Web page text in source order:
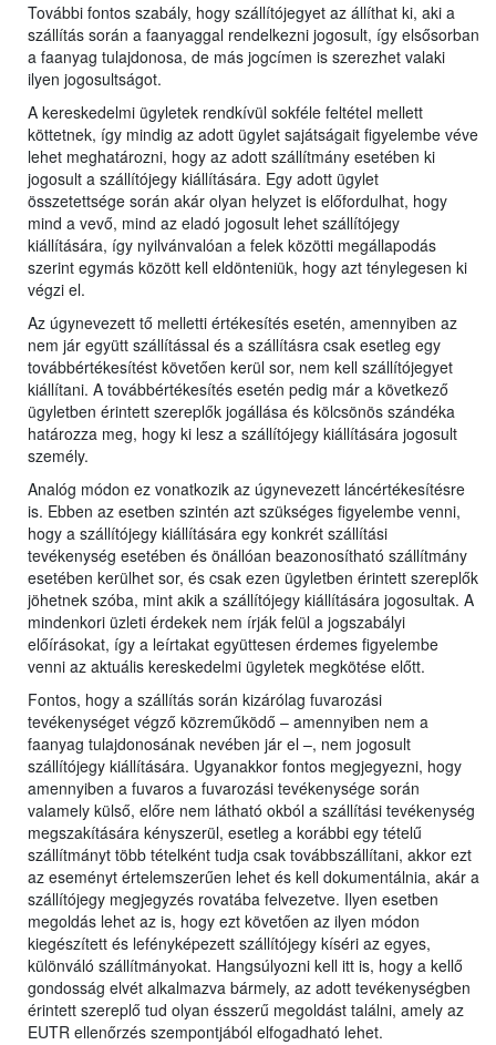
További fontos szabály, hogy szállítójegyet az állíthat ki, aki a
szállítás során a faanyaggal rendelkezni jogosult, így elsősorban
a faanyag tulajdonosa, de más jogcímen is szerezhet valaki
ilyen jogosultságot.
A kereskedelmi ügyletek rendkívül sokféle feltétel mellett
köttetnek, így mindig az adott ügylet sajátságait figyelembe véve
lehet meghatározni, hogy az adott szállítmány esetében ki
jogosult a szállítójegy kiállítására. Egy adott ügylet
összetettsége során akár olyan helyzet is előfordulhat, hogy
mind a vevő, mind az eladó jogosult lehet szállítójegy
kiállítására, így nyilvánvalóan a felek közötti megállapodás
szerint egymás között kell eldönteniük, hogy azt ténylegesen ki
végzi el.
Az úgynevezett tő melletti értékesítés esetén, amennyiben az
nem jár együtt szállítással és a szállításra csak esetleg egy
továbbértékesítést követően kerül sor, nem kell szállítójegyet
kiállítani. A továbbértékesítés esetén pedig már a következő
ügyletben érintett szereplők jogállása és kölcsönös szándéka
határozza meg, hogy ki lesz a szállítójegy kiállítására jogosult
személy.
Analóg módon ez vonatkozik az úgynevezett láncértékesítésre
is. Ebben az esetben szintén azt szükséges figyelembe venni,
hogy a szállítójegy kiállítására egy konkrét szállítási
tevékenység esetében és önállóan beazonosítható szállítmány
esetében kerülhet sor, és csak ezen ügyletben érintett szereplők
jöhetnek szóba, mint akik a szállítójegy kiállítására jogosultak. A
mindenkori üzleti érdekek nem írják felül a jogszabályi
előírásokat, így a leírtakat együttesen érdemes figyelembe
venni az aktuális kereskedelmi ügyletek megkötése előtt.
Fontos, hogy a szállítás során kizárólag fuvarozási
tevékenységet végző közreműködő – amennyiben nem a
faanyag tulajdonosának nevében jár el –, nem jogosult
szállítójegy kiállítására. Ugyanakkor fontos megjegyezni, hogy
amennyiben a fuvaros a fuvarozási tevékenysége során
valamely külső, előre nem látható okból a szállítási tevékenység
megszakítására kényszerül, esetleg a korábbi egy tételű
szállítmányt több tételként tudja csak továbbszállítani, akkor ezt
az eseményt értelemszerűen lehet és kell dokumentálnia, akár a
szállítójegy megjegyzés rovatába felvezetve. Ilyen esetben
megoldás lehet az is, hogy ezt követően az ilyen módon
kiegészített és lefényképezett szállítójegy kíséri az egyes,
különváló szállítmányokat. Hangsúlyozni kell itt is, hogy a kellő
gondosság elvét alkalmazva bármely, az adott tevékenységben
érintett szereplő tud olyan ésszerű megoldást találni, amely az
EUTR ellenőrzés szempontjából elfogadható lehet.